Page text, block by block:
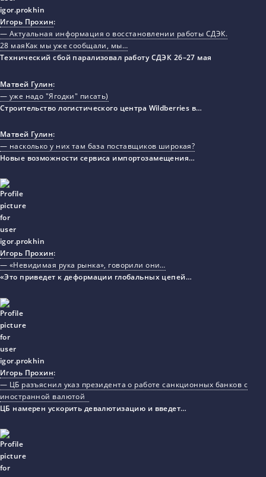
Игорь Прохин:
— Актуальная информация о восстановлении работы СДЭК.
28 маяКак мы уже сообщали, мы…
Технический сбой парализовал работу СДЭК 26–27 мая
Матвей Гулин:
— уже надо "Ягодки" писать)
Строительство логистического центра Wildberries в…
Матвей Гулин:
— насколько у них там база поставщиков широкая?
Новые возможности сервиса импортозамещения…
Игорь Прохин:
— «Невидимая рука рынка», говорили они…
«Это приведет к деформации глобальных цепей…
Игорь Прохин:
— ЦБ разъяснил указ президента о работе санкционных банков с
иностранной валютой
ЦБ намерен ускорить девалютизацию и введет…